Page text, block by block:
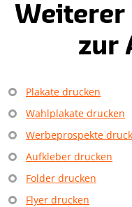
Weiterer
zur
Plakate drucken
Wahlplakate drucken
Werbeprospekte
Aufkleber drucken
Folder drucken
Flyer drucken